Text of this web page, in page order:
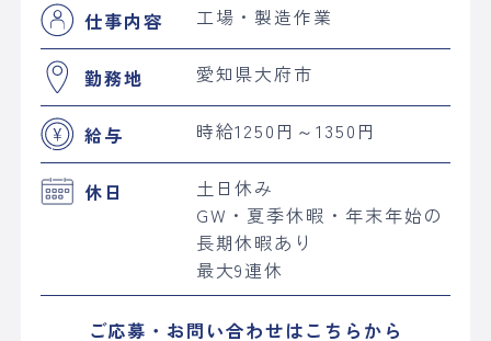
仕事内容 工場・製造作業
勤務地 愛知県大府市
給与 時給1250円～1350円
休日
土日休み
GW・夏季休暇・年末年始の
長期休暇あり
最大9連休
ご応募・お問い合わせはこちらから